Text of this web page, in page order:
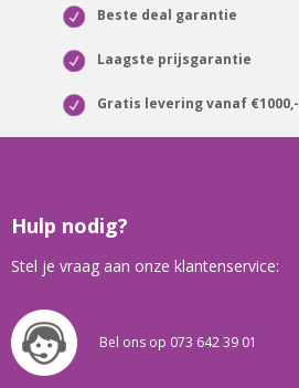
Beste deal garantie
Laagste prijsgarantie
Gratis levering vanaf €1000,-
Hulp nodig?
Stel je vraag aan onze klantenservice:
Bel ons op 073 642 39 01